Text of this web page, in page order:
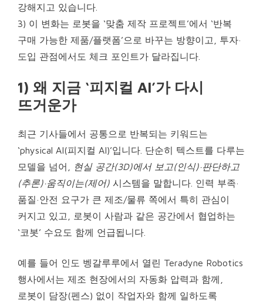
강해지고 있습니다.
3) 이 변화는 로봇을 ‘맞춤 제작 프로젝트’에서 ‘반복
구매 가능한 제품/플랫폼’으로 바꾸는 방향이고, 투자·
도입 관점에서도 체크 포인트가 달라집니다.
1) 왜 지금 ‘피지컬 AI’가 다시
뜨거운가
최근 기사들에서 공통으로 반복되는 키워드는
‘physical AI(피지컬 AI)’입니다. 단순히 텍스트를 다루는
모델을 넘어,
현실 공간(3D)에서 보고(인식)·판단하고
(추론)·움직이는(제어) 시스템을 말합니다. 인력 부족·
품질·안전 요구가 큰 제조/물류 쪽에서 특히 관심이
커지고 있고, 로봇이 사람과 같은 공간에서 협업하는
‘코봇’ 수요도 함께 언급됩니다.
예를 들어 인도 벵갈루루에서 열린 Teradyne Robotics
행사에서는 제조 현장에서의 자동화 압력과 함께,
로봇이 담장(펜스) 없이 작업자와 함께 일하도록